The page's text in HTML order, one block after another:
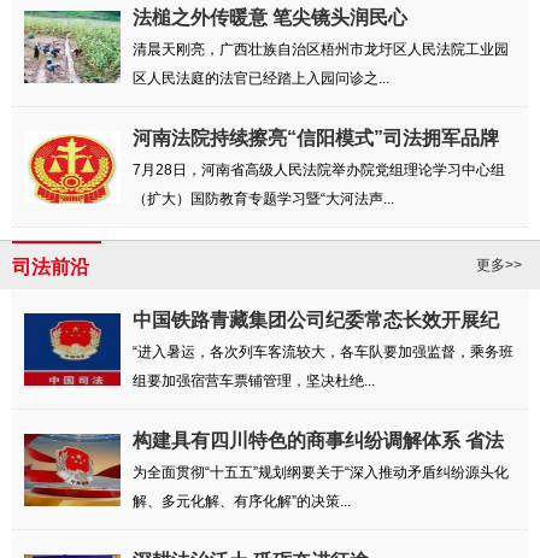
法槌之外传暖意 笔尖镜头润民心
清晨天刚亮，广西壮族自治区梧州市龙圩区人民法院工业园
区人民法庭的法官已经踏上入园问诊之...
河南法院持续擦亮“信阳模式”司法拥军品牌
7月28日，河南省高级人民法院举办院党组理论学习中心组
（扩大）国防教育专题学习暨“大河法声...
司法前沿 更多>>
中国铁路青藏集团公司纪委常态长效开展纪
律教...
“进入暑运，各次列车客流较大，各车队要加强监督，乘务班
组要加强宿营车票铺管理，坚决杜绝...
构建具有四川特色的商事纠纷调解体系 省法
院...
为全面贯彻“十五五”规划纲要关于“深入推动矛盾纠纷源头化
解、多元化解、有序化解”的决策...